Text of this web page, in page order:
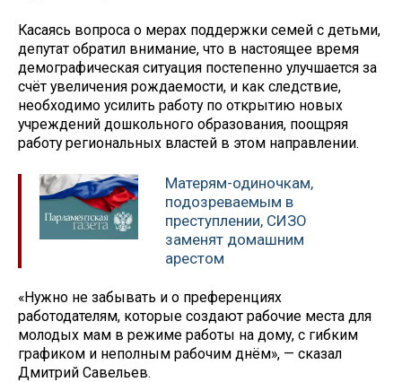
Касаясь вопроса о мерах поддержки семей с детьми,
депутат обратил внимание, что в настоящее время
демографическая ситуация постепенно улучшается за
счёт увеличения рождаемости, и как следствие,
необходимо усилить работу по открытию новых
учреждений дошкольного образования, поощряя
работу региональных властей в этом направлении.
Матерям-одиночкам,
подозреваемым в
преступлении, СИЗО
заменят домашним
арестом
«Нужно не забывать и о преференциях
работодателям, которые создают рабочие места для
молодых мам в режиме работы на дому, с гибким
графиком и неполным рабочим днём», — сказал
Дмитрий Савельев.